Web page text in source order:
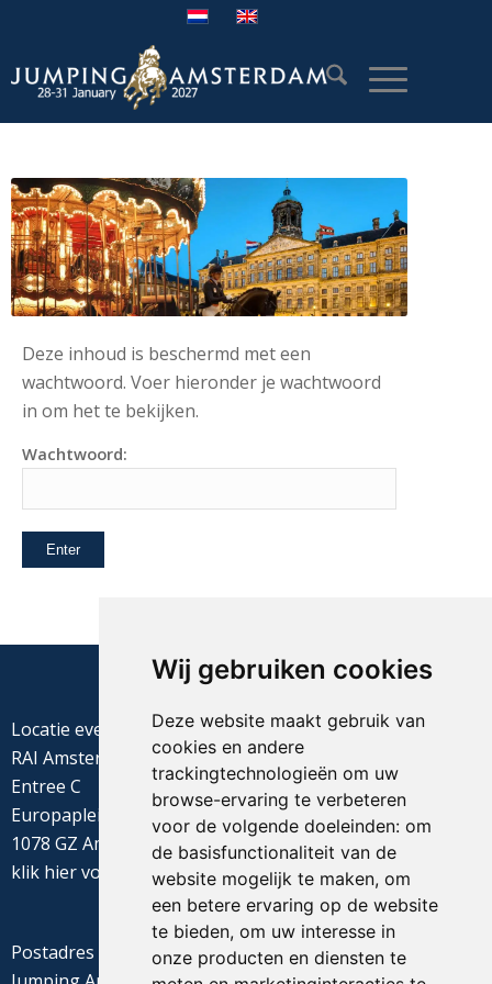
Wij gebruiken cookies
Deze website maakt gebruik van
cookies en andere
trackingtechnologieën om uw
browse-ervaring te verbeteren
voor de volgende doeleinden: om
de basisfunctionaliteit van de
website mogelijk te maken, om
een betere ervaring op de website
te bieden, om uw interesse in
onze producten en diensten te
Deze inhoud is beschermd met een
wachtwoord. Voer hieronder je wachtwoord
in om het te bekijken.
Wachtwoord:
Locatie evenement
RAI Amsterdam
Entree C
Europaplein 22
1078 GZ Amsterdam
klik hiervoor de routebeschrijving
Postadres